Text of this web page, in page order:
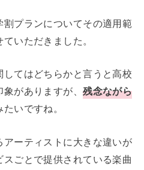
プランについてその適用範
いただきました。
てはどちらかと言うと高校
象がありますが、残念ながら
たいですね。
アーティストに大きな違いが
ごとで提供されている楽曲